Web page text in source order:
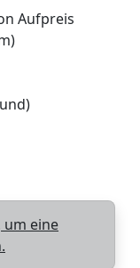
Aufpreis
um eine